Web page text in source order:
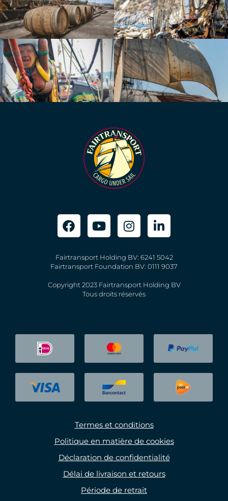
Fairtransport Holding BV: 6241 5042
Fairtransport Foundation BV: 0111 9037
Copyright 2023 Fairtransport Holding BV
Tous droits réservés
Termes et conditions
Politique en matière de cookies
Déclaration de confidentialité
Délai de livraison et retours
Période de retrait